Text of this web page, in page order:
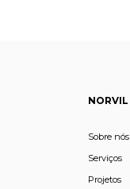
NORVIL
Sobre nós
Serviços
Projetos